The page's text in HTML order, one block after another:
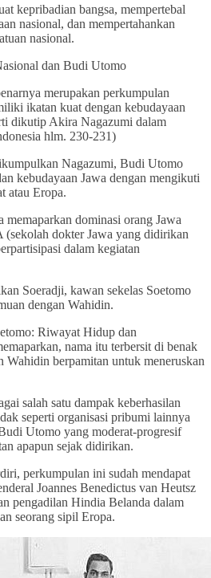
kepribadian bangsa, mempertebal
nasional, dan mempertahankan
nasional.
dan Budi Utomo
merupakan perkumpulan
ikatan kuat dengan kebudayaan
dikutip Akira Nagazumi dalam
hlm. 230-231)
Nagazumi, Budi Utomo
kebudayaan Jawa dengan mengikuti
atau Eropa.
memaparkan dominasi orang Jawa
dokter Jawa yang didirikan
dalam kegiatan
Soeradji, kawan sekelas Soetomo
dengan Wahidin.
Riwayat Hidup dan
nama itu terbersit di benak
Wahidin berpamitan untuk meneruskan
salah satu dampak keberhasilan
seperti organisasi pribumi lainnya
Utomo yang moderat-progresif
apapun sejak didirikan.
perkumpulan ini sudah mendapat
Joannes Benedictus van Heutsz
pengadilan Hindia Belanda dalam
seorang sipil Eropa.